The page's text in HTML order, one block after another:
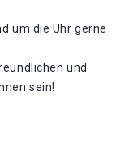
um die Uhr gerne
und
sein!